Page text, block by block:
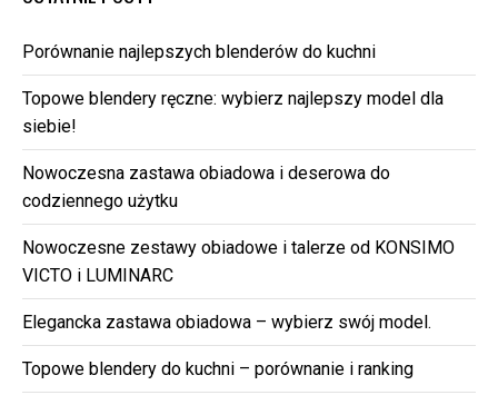
Porównanie najlepszych blenderów do kuchni
Topowe blendery ręczne: wybierz najlepszy model dla
siebie!
Nowoczesna zastawa obiadowa i deserowa do
codziennego użytku
Nowoczesne zestawy obiadowe i talerze od KONSIMO
VICTO i LUMINARC
Elegancka zastawa obiadowa – wybierz swój model.
Topowe blendery do kuchni – porównanie i ranking